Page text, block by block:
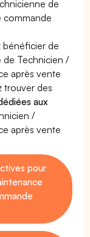
de
commande
bénéficier de
de Technicien /
après vente
trouver des
aux
/
après vente
pour